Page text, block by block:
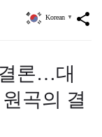
share
Korean ▼
론…대
곡의 결